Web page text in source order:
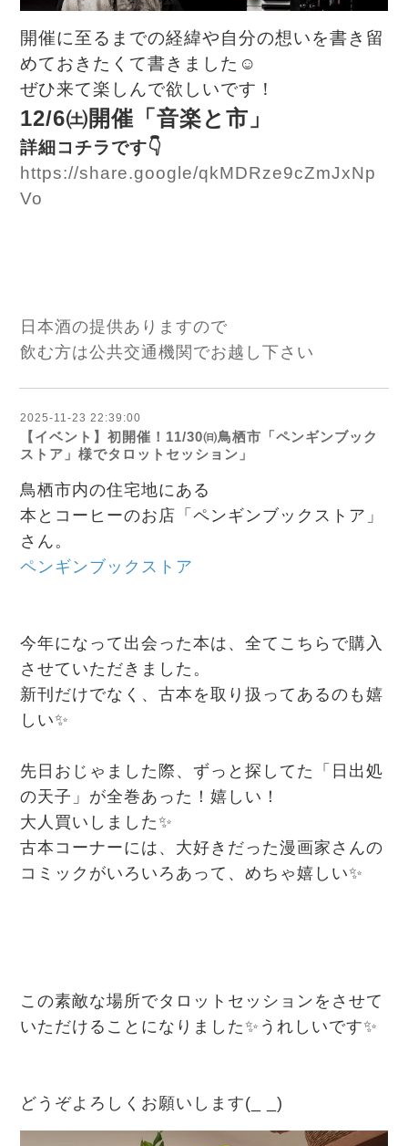
開催に至るまでの経緯や自分の想いを書き留
めておきたくて書きました☺
ぜひ来て楽しんで欲しいです！
12/6㈯開催「音楽と市」
詳細コチラです👇️
https://share.google/qkMDRze9cZmJxNp
Vo
日本酒の提供ありますので
飲む方は公共交通機関でお越し下さい
2025-11-23 22:39:00
【イベント】初開催！11/30㈰鳥栖市「ペンギンブック
ストア」様でタロットセッション」
鳥栖市内の住宅地にある
本とコーヒーのお店「ペンギンブックストア」
さん。
ペンギンブックストア
今年になって出会った本は、全てこちらで購入
させていただきました。
新刊だけでなく、古本を取り扱ってあるのも嬉
しい✨
先日おじゃました際、ずっと探してた「日出処
の天子」が全巻あった！嬉しい！
大人買いしました✨
古本コーナーには、大好きだった漫画家さんの
コミックがいろいろあって、めちゃ嬉しい✨
この素敵な場所でタロットセッションをさせて
いただけることになりました✨ うれしいです✨
どうぞよろしくお願いします(_ _)